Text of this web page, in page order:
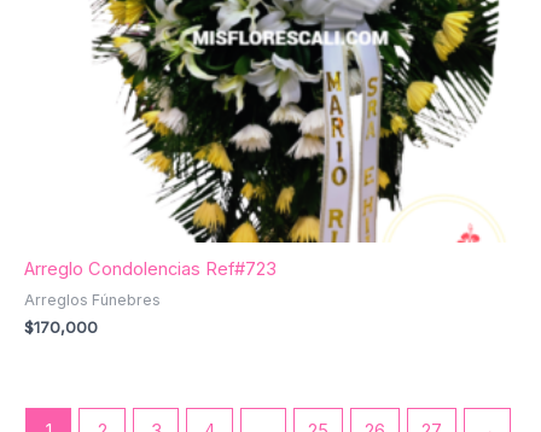
Arreglo Condolencias Ref#723
Arreglos Fúnebres
$170,000